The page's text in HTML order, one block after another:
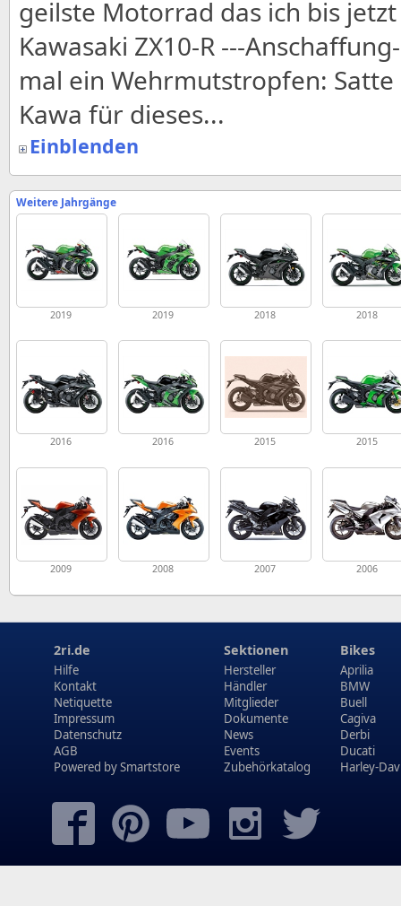
geilste Motorrad das ich bis
Kawasaki ZX10-R ---
mal ein Wehrmutstropfen:
Kawa für dieses...
Einblenden
Weitere Jahrgänge
2019 2019 2018 2018
2016 2016 2015 2015
2009 2008 2007 2006
2ri.de
Hilfe
Kontakt
Netiquette
Impressum
Datenschutz
AGB
Powered bySmartstore
Sektionen
Hersteller
Händler
Mitglieder
Dokumente
News
Events
Zubehörkatalog
Bikes
Aprilia
BMW
Buell
Cagiva
Derbi
Ducati
Harley-